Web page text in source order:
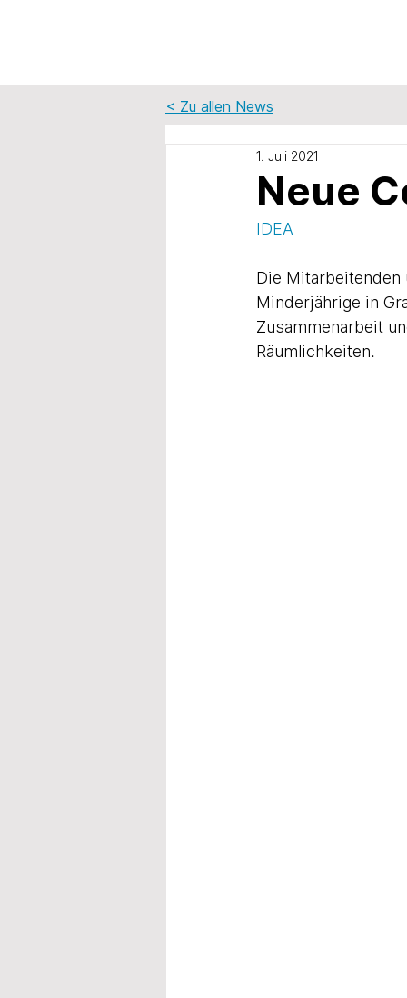
< Zu allen News
Neue
1. Juli 2021
IDEA
Die
Minderjährige in
Zusammenarbeit
Räumlichkeiten.